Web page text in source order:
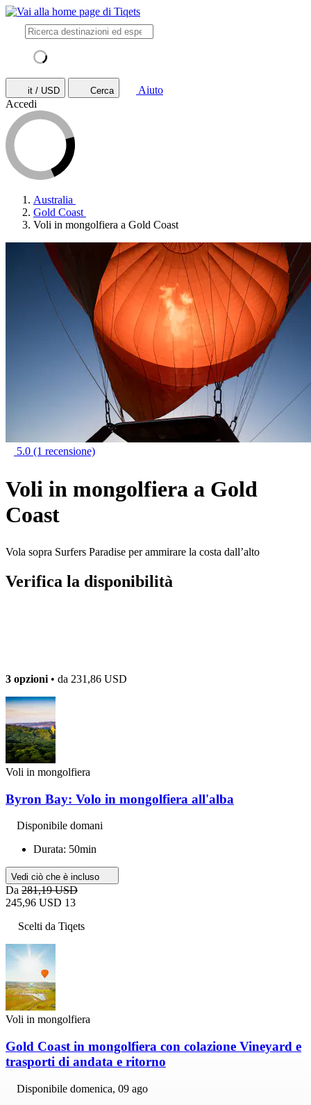
it / USD Cerca
Aiuto
Accedi
Australia
Gold Coast
Voli in mongolfiera a Gold Coast
5.0 (1 recensione)
Voli in mongolfiera a Gold
Coast
Vola sopra Surfers Paradise per ammirare la costa dall’alto
Verifica la disponibilità
3 opzioni • da 231,86 USD
Voli in mongolfiera
Byron Bay: Volo in mongolfiera all'alba
Disponibile domani
Durata: 50min
Vedi ciò che è incluso
Da 281,19 USD
245,96 USD 13
Scelti da Tiqets
Voli in mongolfiera
Gold Coast in mongolfiera con colazione Vineyard e
trasporti di andata e ritorno
Disponibile domenica, 09 ago